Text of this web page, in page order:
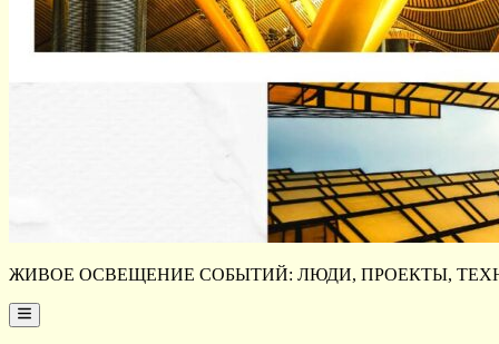
ЖИВОЕ ОСВЕЩЕНИЕ СОБЫТИЙ: ЛЮДИ, ПРОЕКТЫ,
Main
Menu